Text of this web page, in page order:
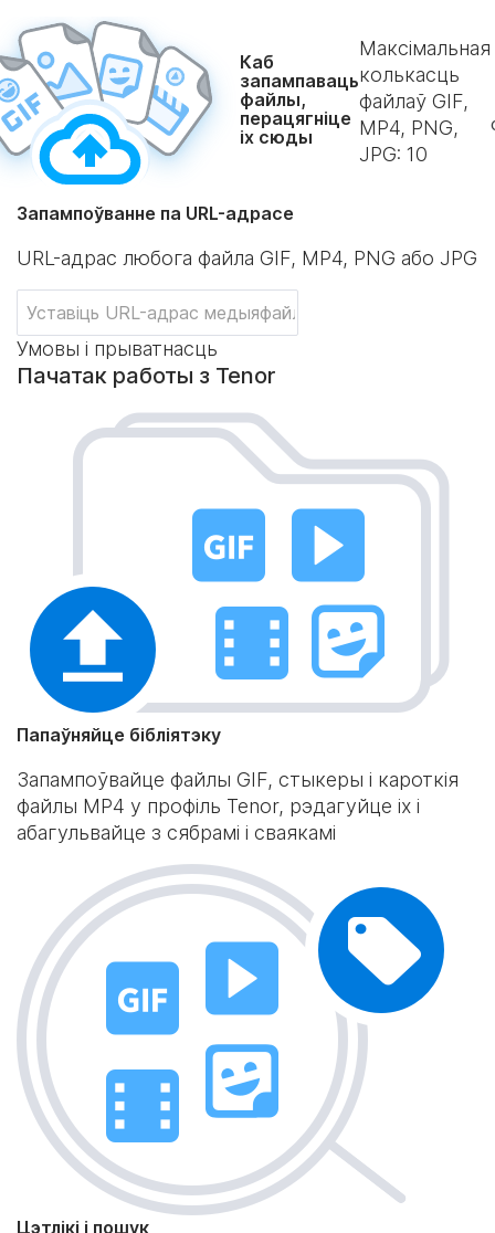
Каб
запампаваць
файлы,
перацягніце
іх сюды
Максімальная
колькасць
файлаў GIF,
MP4, PNG,
JPG: 10
Запампоўванне па URL-адрасе
URL-адрас любога файла GIF, MP4, PNG або JPG
Умовы і прыватнасць
Пачатак работы з Tenor
Папаўняйце бібліятэку
Запампоўвайце файлы GIF, стыкеры і кароткія
файлы MP4 у профіль Tenor, рэдагуйце іх і
абагульвайце з сябрамі і сваякамі
Цэтлікі і пошук